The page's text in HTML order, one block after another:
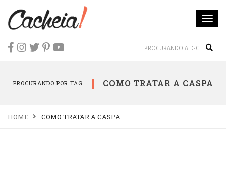
PROCURANDO POR TAG COMO TRATAR A CASPA
HOME COMO TRATAR A CASPA